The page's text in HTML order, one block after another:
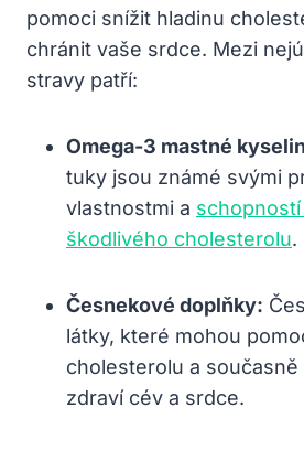
pomoci snížit hladinu
chránit vaše srdce. Mezi
stravy patří:
Omega-3 mastné
tuky jsou známé svými
vlastnostmi a
škodlivého cholesterolu.
Česnekové doplňky:
látky, které mohou
cholesterolu a
zdraví cév a srdce.